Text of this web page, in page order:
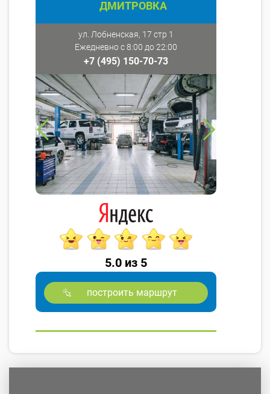
ДМИТРОВКА
ул. Лобненская, 17 стр 1
Ежедневно с 8:00 до 22:00
+7 (495) 150-70-73
5.0 из 5
построить маршрут